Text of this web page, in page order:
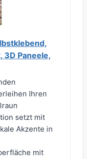
3D Paneele,
Ihren
setzt mit
Akzente in
mit